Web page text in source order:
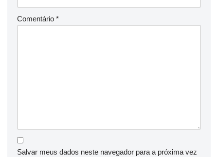
Comentário *
Salvar meus dados neste navegador para a próxima vez